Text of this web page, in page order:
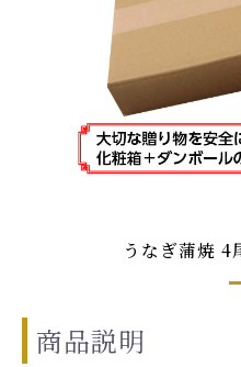
うなぎ蒲焼 4
商品説明